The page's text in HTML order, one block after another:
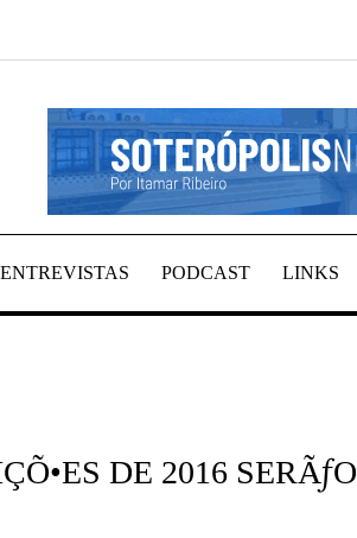
POR ITAMAR RIBEIRO
ENTREVISTAS PODCAST LINKS
DE 2016 SERÃƒO